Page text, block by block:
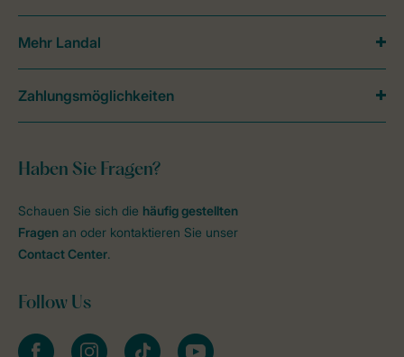
Haben Sie Fragen?
Schauen Sie sich die häufig gestellten
Fragen an oder kontaktieren Sie unser
Contact Center.
Follow Us
facebookinstagramtiktok youtube
Mehr Landal
Zahlungsmöglichkeiten